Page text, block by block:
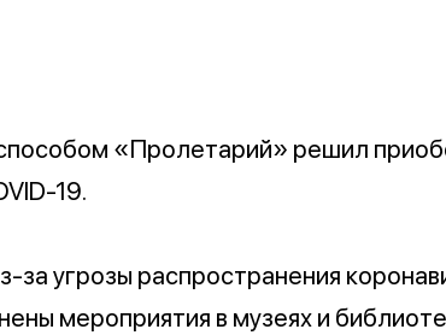
«Пролетарий» решил
19.
за угрозы распространения
мероприятия в музеях и